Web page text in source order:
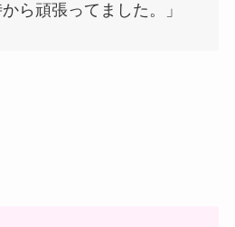
ら頑張ってました。」